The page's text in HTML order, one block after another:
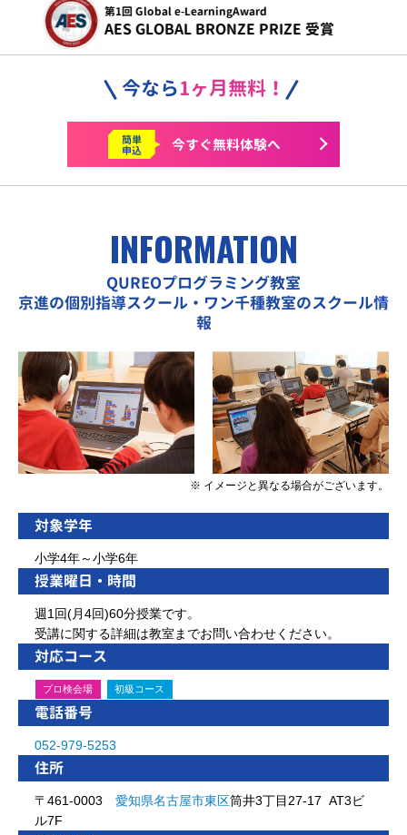
令和5年度
文部科学省 こども霞が関見学デー 参画
今なら1ヶ月無料！
簡単
申込 今すぐ無料体験へ
INFORMATION
QUREOプログラミング教室
京進の個別指導スクール・ワン千種教室のスクール情
報
※ イメージと異なる場合がございます。
対象学年
小学4年～小学6年
授業曜日・時間
週1回(月4回)60分授業です。
受講に関する詳細は教室までお問い合わせください。
対応コース
プロ検会場 初級コース
電話番号
052-979-5253
住所
〒461-0003 愛知県名古屋市東区筒井3丁目27-17 AT3ビ
ル7F